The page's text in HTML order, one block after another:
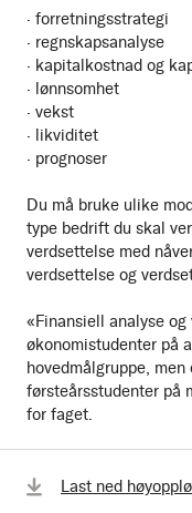
· forretningsstrategi
· regnskapsanalyse
· kapitalkostnad og
· lønnsomhet
· vekst
· likviditet
· prognoser
Du må bruke ulike
type bedrift du skal
verdsettelse med
verdsettelse og
«Finansiell analyse
økonomistudenter på
hovedmålgruppe,
førsteårsstudenter på
for faget.
Last ned
Bla